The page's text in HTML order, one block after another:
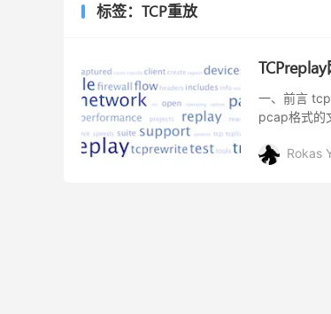
标签：TCP重放
一、前言
pcap格式的
Rokas